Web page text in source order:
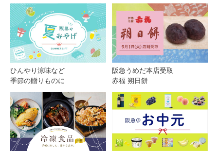
ひんやり涼味など
季節の贈りものに
阪急うめだ本店受取
赤福 朔日餅